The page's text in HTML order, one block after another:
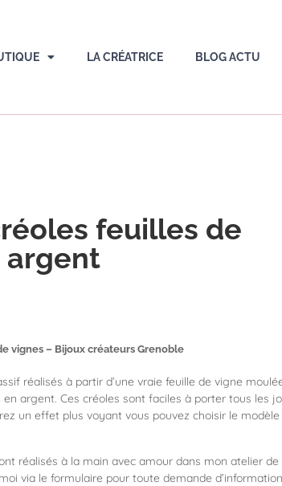
LA CRÉATRICE BLOG ACTU
feuilles de
argent
vignes – Bijoux créateurs Grenoble
réalisés à partir d’une vraie feuille de vigne
argent. Ces créoles sont faciles à porter tous les
un effet plus voyant vous pouvez choisir le modèle
réalisés à la main avec amour dans mon atelier de
via le formulaire pour toute demande